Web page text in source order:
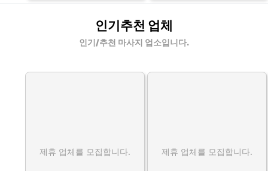
인기추천 업체
인기/추천 마사지 업소입니다.
제휴 업체를 모집합니다. 제휴 업체를 모집합니다.